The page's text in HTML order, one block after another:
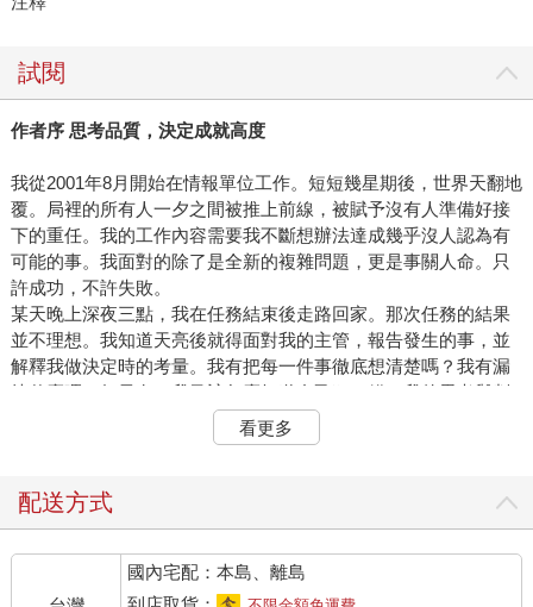
試閱
作者序 思考品質，決定成就高度
我從2001年8月開始在情報單位工作。短短幾星期後，世界天翻地
覆。局裡的所有人一夕之間被推上前線，被賦予沒有人準備好接
下的重任。我的工作內容需要我不斷想辦法達成幾乎沒人認為有
可能的事。我面對的除了是全新的複雜問題，更是事關人命。只
許成功，不許失敗。
某天晚上深夜三點，我在任務結束後走路回家。那次任務的結果
並不理想。我知道天亮後就得面對我的主管，報告發生的事，並
解釋我做決定時的考量。我有把每一件事徹底想清楚嗎？我有漏
掉什麼嗎？如果有，我又該怎麼知道自己犯了錯？我的思考與判
斷，將會被攤在每個人面前，任人評論。
隔天，我走進主管的辦公室，解釋我的考量。報告完畢後，我告
還沒準備好。主管放下筆，深吸一口氣後說：「夏恩，沒人準備
主管的回應並沒有讓我安心。他口中的「團隊」，指的是已經好
幾年每週工時達八十小時的十二個人，而這些「僅有的人」必須
負責進行局裡幾世代以來最重要的新案子。那段簡短的對話結束
看更多
配送方式
國內宅配：本島、離島